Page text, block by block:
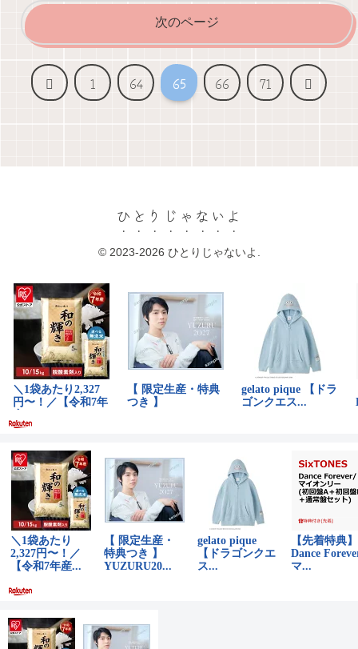
次のページ
前
1 64 65 66 71
次
ひとりじゃないよ
© 2023-2026 ひとりじゃないよ.